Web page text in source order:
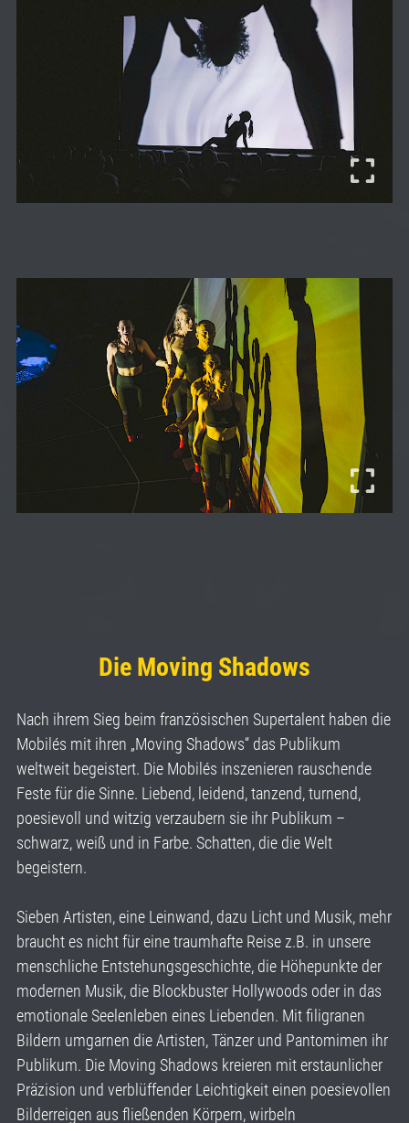
Die Moving Shadows
Nach ihrem Sieg beim französischen Supertalent haben die
Mobilés mit ihren „Moving Shadows“ das Publikum
weltweit begeistert. Die Mobilés inszenieren rauschende
Feste für die Sinne. Liebend, leidend, tanzend, turnend,
poesievoll und witzig verzaubern sie ihr Publikum –
schwarz, weiß und in Farbe. Schatten, die die Welt
begeistern.
Sieben Artisten, eine Leinwand, dazu Licht und Musik, mehr
braucht es nicht für eine traumhafte Reise z.B. in unsere
menschliche Entstehungsgeschichte, die Höhepunkte der
modernen Musik, die Blockbuster Hollywoods oder in das
emotionale Seelenleben eines Liebenden. Mit filigranen
Bildern umgarnen die Artisten, Tänzer und Pantomimen ihr
Publikum. Die Moving Shadows kreieren mit erstaunlicher
Präzision und verblüffender Leichtigkeit einen poesievollen
Bilderreigen aus fließenden Körpern, wirbeln